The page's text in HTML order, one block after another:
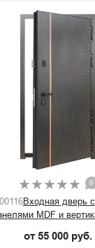
0
Входная дверь
MDF и
от 55 000 руб.